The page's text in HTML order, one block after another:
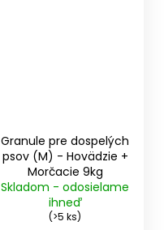
Granule pre dospelých
psov (M) - Hovädzie +
Morčacie 9kg
Skladom - odosielame
ihneď
(>5 ks)